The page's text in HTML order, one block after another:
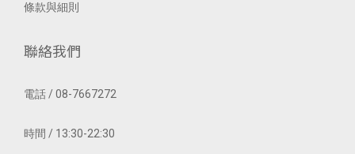
條款與細則
聯絡我們
電話 / 08-7667272
時間 / 13:30-22:30